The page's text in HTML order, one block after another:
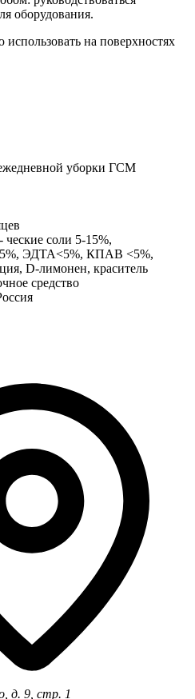
оборудования.
на поверхностях
уборки ГСМ
ческие соли 5-15%,
ЭДТА<5%, КПАВ <5%,
D-лимонен, краситель
средство
д. 9, стр. 1